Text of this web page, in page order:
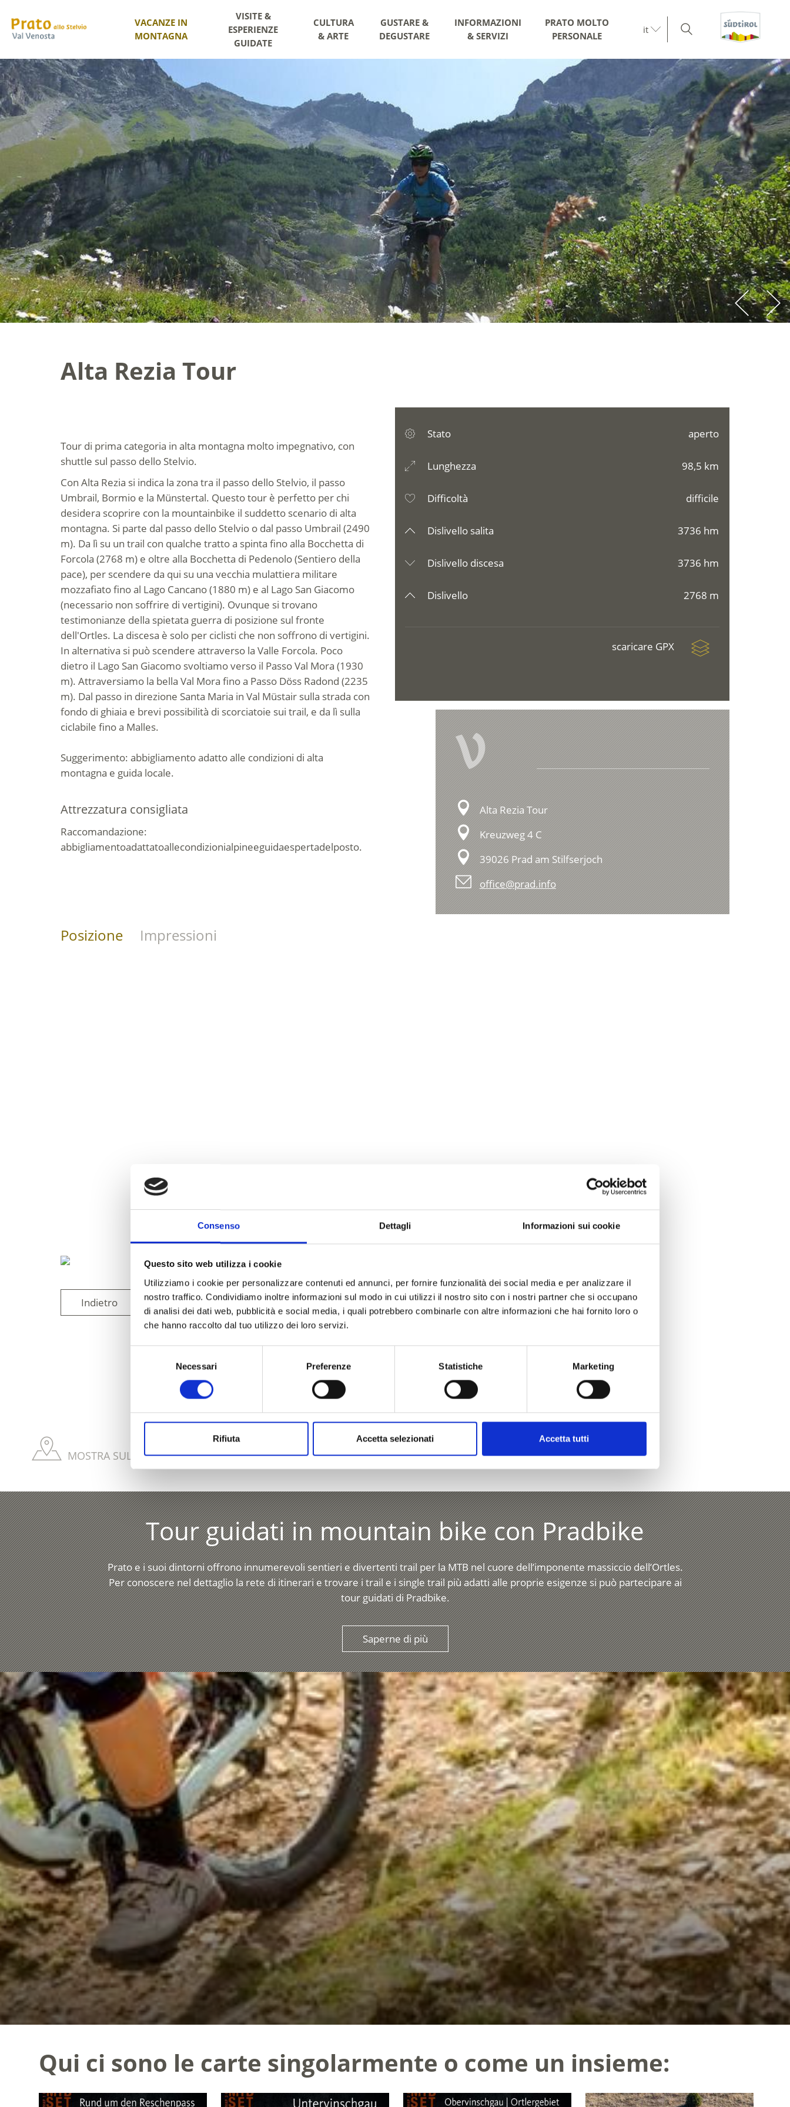
Consenso Dettagli Informazioni sui cookie
Questo sito web utilizza i cookie
Utilizziamo i cookie per personalizzare contenuti ed annunci, per fornire funzionalità dei social media e per analizzare il
nostro traffico. Condividiamo inoltre informazioni sul modo in cui utilizzi il nostro sito con i nostri partner che si occupano
di analisi dei dati web, pubblicità e social media, i quali potrebbero combinarle con altre informazioni che hai fornito loro o
che hanno raccolto dal tuo utilizzo dei loro servizi.
Necessari Preferenze Statistiche Marketing
Rifiuta Accetta selezionati Accetta tutti
VACANZE IN
MONTAGNA
VISITE &
ESPERIENZE
GUIDATE
CULTURA
& ARTE
GUSTARE &
DEGUSTARE
INFORMAZIONI
& SERVIZI
PRATO MOLTO
PERSONALE
it
Alta Rezia Tour
Tour di prima categoria in alta montagna molto impegnativo, con
shuttle sul passo dello Stelvio.
Con Alta Rezia si indica la zona tra il passo dello Stelvio, il passo
Umbrail, Bormio e la Münstertal. Questo tour è perfetto per chi
desidera scoprire con la mountainbike il suddetto scenario di alta
montagna. Si parte dal passo dello Stelvio o dal passo Umbrail (2490
m). Da lì su un trail con qualche tratto a spinta fino alla Bocchetta di
Forcola (2768 m) e oltre alla Bocchetta di Pedenolo (Sentiero della
pace), per scendere da qui su una vecchia mulattiera militare
mozzafiato fino al Lago Cancano (1880 m) e al Lago San Giacomo
(necessario non soffrire di vertigini). Ovunque si trovano
testimonianze della spietata guerra di posizione sul fronte
dell'Ortles. La discesa è solo per ciclisti che non soffrono di vertigini.
In alternativa si può scendere attraverso la Valle Forcola. Poco
dietro il Lago San Giacomo svoltiamo verso il Passo Val Mora (1930
m). Attraversiamo la bella Val Mora fino a Passo Döss Radond (2235
m). Dal passo in direzione Santa Maria in Val Müstair sulla strada con
fondo di ghiaia e brevi possibilità di scorciatoie sui trail, e da lì sulla
ciclabile fino a Malles.
Suggerimento: abbigliamento adatto alle condizioni di alta
montagna e guida locale.
Attrezzatura consigliata
Raccomandazione:
abbigliamentoadattatoallecondizionialpineeguidaespertadelposto.
Stato aperto
Lunghezza 98,5 km
Difficoltà difficile
Dislivello salita 3736 hm
Dislivello discesa 3736 hm
Dislivello 2768 m
scaricare GPX
V
Alta Rezia Tour
Kreuzweg 4 C
39026 Prad am Stilfserjoch
office@prad.info
Posizione Impressioni
Indietro
IL CONTENUTO VI È STATO UTILE? No
MOSTRA SULLA CARTINA TRAILS & ITINERARI MOUNTAINBIKE NEI DINTORNI DI PRATO
Tour guidati in mountain bike con Pradbike
Prato e i suoi dintorni offrono innumerevoli sentieri e divertenti trail per la MTB nel cuore dell’imponente massiccio dell’Ortles.
Per conoscere nel dettaglio la rete di itinerari e trovare i trail e i single trail più adatti alle proprie esigenze si può partecipare ai
tour guidati di Pradbike.
Saperne di più
Qui ci sono le carte singolarmente o come un insieme: